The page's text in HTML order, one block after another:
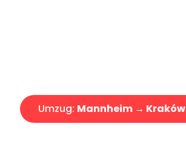
Umzug: Mannheim → Kraków